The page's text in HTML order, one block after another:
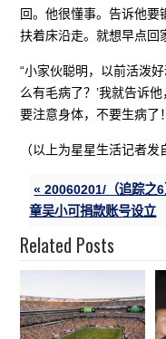
回。他很懂事。告诉他要
扶着床沿走。就想早点回
“小家伙聪明，以前活泼
么有毛病了？’我就告诉
要注意身体，不要生病了
（以上为星星生活记者发
« 20060201/（追踪之
童吴小可捐款账号设立
Related Posts